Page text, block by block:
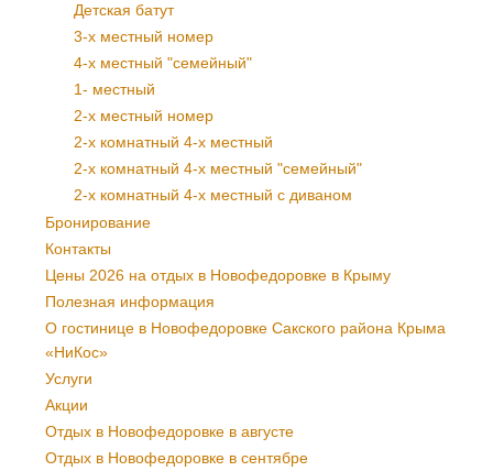
Детская батут
3-х местный номер
4-х местный "семейный"
1- местный
2-х местный номер
2-х комнатный 4-х местный
2-х комнатный 4-х местный "семейный"
2-х комнатный 4-х местный с диваном
Бронирование
Контакты
Цены 2026 на отдых в Новофедоровке в Крыму
Полезная информация
О гостинице в Новофедоровке Сакского района Крыма
«НиКос»
Услуги
Акции
Отдых в Новофедоровке в августе
Отдых в Новофедоровке в сентябре